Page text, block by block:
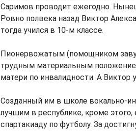
Саримов проводит ежегодно.
Ровно полвека назад Виктор
тогда учился в 10-м классе.
Пионервожатым (помощником
трудным материальным
матери по инвалидности. А Виктор
Созданный им в школе вокально-
лучшим в республике, кроме
спартакиаду по футболу. За